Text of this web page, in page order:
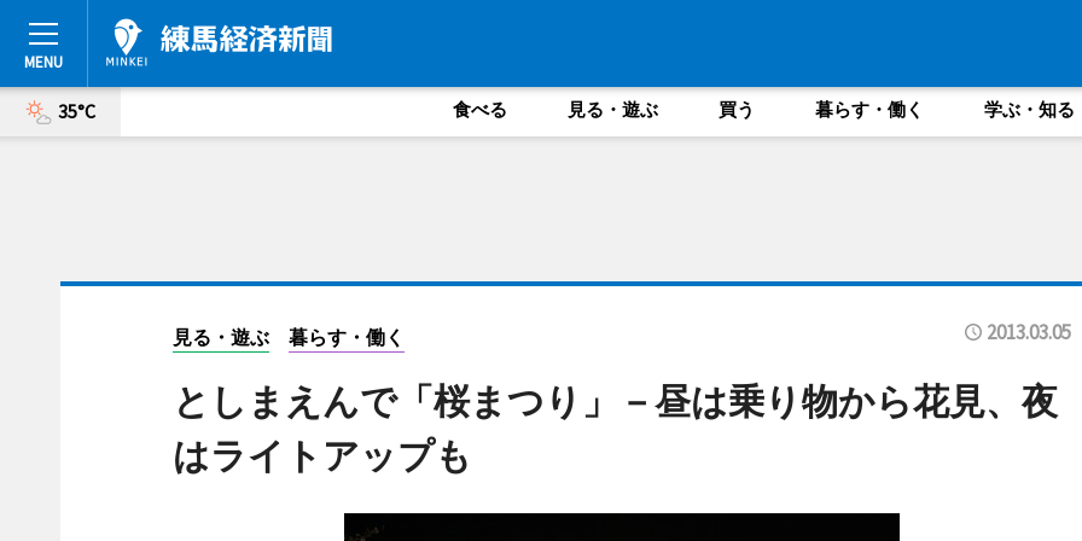
35°C 食べる 見る・遊ぶ 買う 暮らす・働く 学ぶ・知る
見る・遊ぶ 暮らす・働く 2013.03.05
としまえんで「桜まつり」－昼は乗り物から花見、夜
はライトアップも